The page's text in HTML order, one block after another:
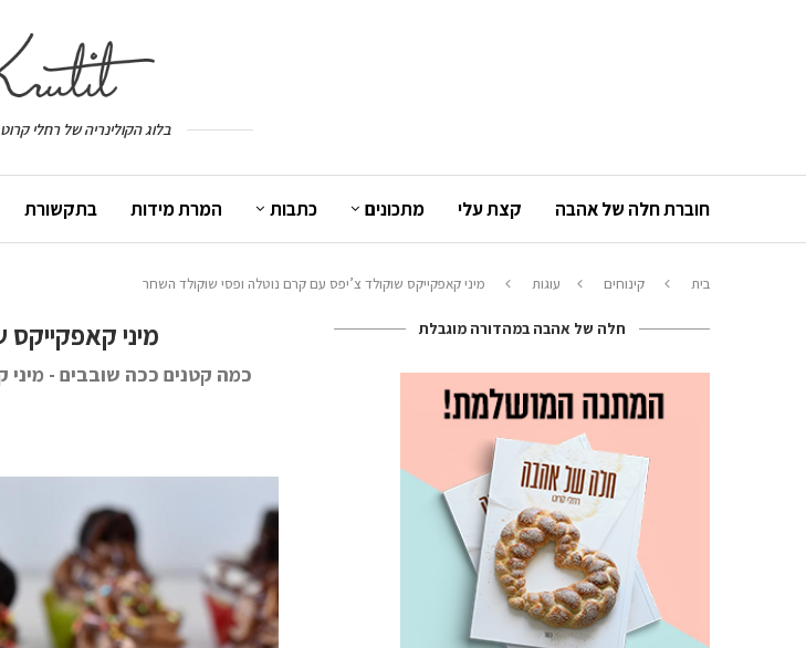
בלוג הקולינריה של רחלי
חוברת חלה של אהבה קצת עלי מתכונים כתבות המרת מידות בתקשורת
בית קינוחים עוגות מיני קאפקייקס שוקולד צ’יפס עם קרם נוטלה ופסי שוקולד השחר
מיני
כמה קטנים ככה שובבים - מיני
חלה של אהבה במהדורה מוגבלת